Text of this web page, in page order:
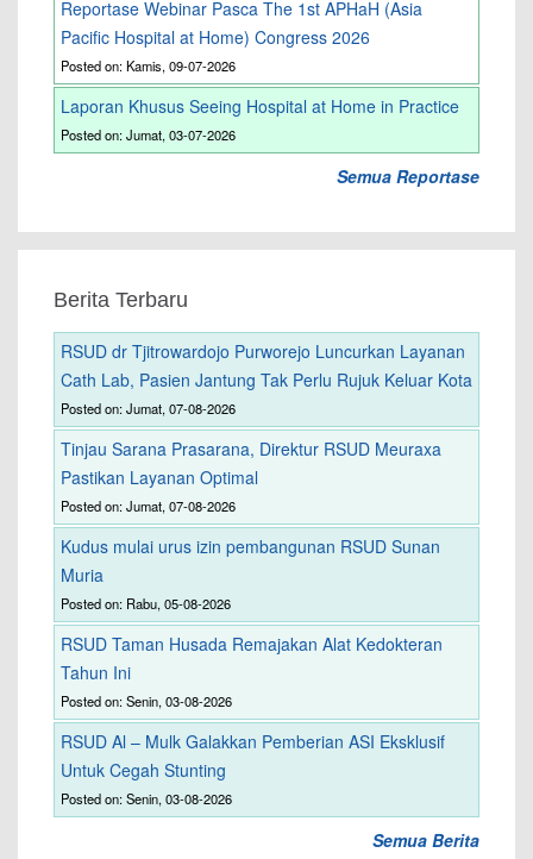
Reportase Webinar Pasca The 1st APHaH (Asia
Pacific Hospital at Home) Congress 2026
Posted on: Kamis, 09-07-2026
Laporan Khusus Seeing Hospital at Home in Practice
Posted on: Jumat, 03-07-2026
Semua Reportase
Berita Terbaru
RSUD dr Tjitrowardojo Purworejo Luncurkan Layanan
Cath Lab, Pasien Jantung Tak Perlu Rujuk Keluar Kota
Posted on: Jumat, 07-08-2026
Tinjau Sarana Prasarana, Direktur RSUD Meuraxa
Pastikan Layanan Optimal
Posted on: Jumat, 07-08-2026
Kudus mulai urus izin pembangunan RSUD Sunan
Muria
Posted on: Rabu, 05-08-2026
RSUD Taman Husada Remajakan Alat Kedokteran
Tahun Ini
Posted on: Senin, 03-08-2026
RSUD Al – Mulk Galakkan Pemberian ASI Eksklusif
Untuk Cegah Stunting
Posted on: Senin, 03-08-2026
Semua Berita